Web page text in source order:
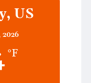
US
2026
°F